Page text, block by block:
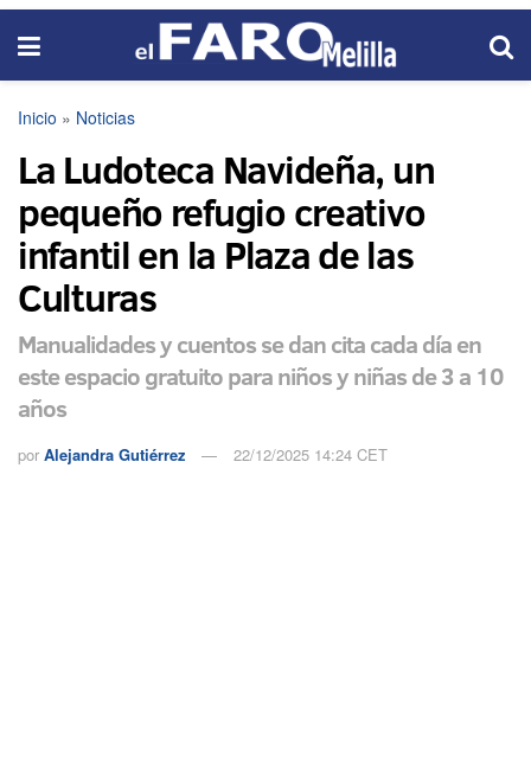
Inicio » Noticias
La Ludoteca Navideña, un
pequeño refugio creativo
infantil en la Plaza de las
Culturas
Manualidades y cuentos se dan cita cada día en
este espacio gratuito para niños y niñas de 3 a 10
años
por Alejandra Gutiérrez 22/12/2025 14:24 CET